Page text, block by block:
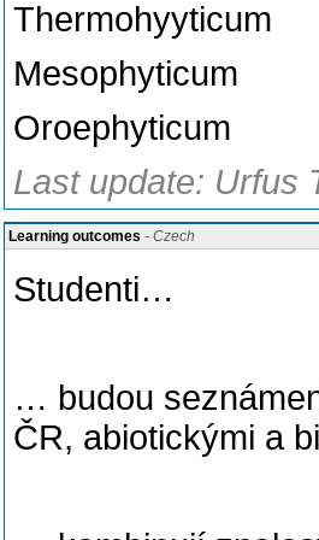
Thermohyyticum
Mesophyticum
Oroephyticum
Last update: Urfus
Learning outcomes - Czech
Studenti…
… budou
ČR, abiotickými a